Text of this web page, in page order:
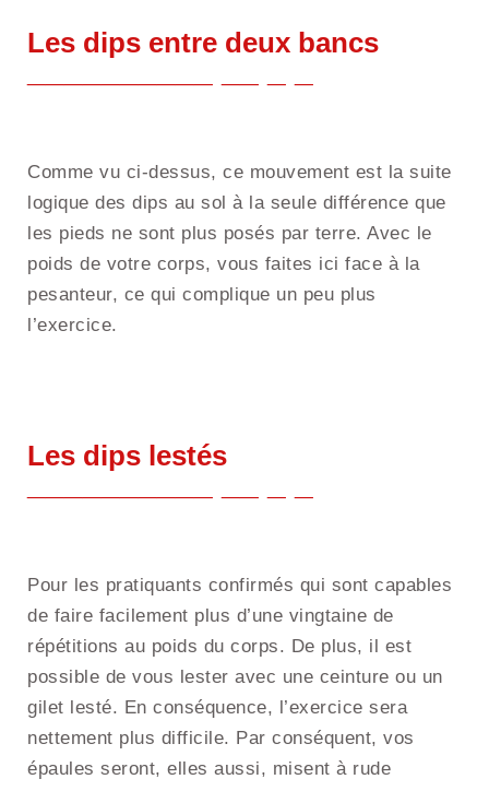
Les dips entre deux bancs
Comme vu ci-dessus, ce mouvement est la suite
logique des dips au sol à la seule différence que
les pieds ne sont plus posés par terre. Avec le
poids de votre corps, vous faites ici face à la
pesanteur, ce qui complique un peu plus
l’exercice.
Les dips lestés
Pour les pratiquants confirmés qui sont capables
de faire facilement plus d’une vingtaine de
répétitions au poids du corps. De plus, il est
possible de vous lester avec une ceinture ou un
gilet lesté. En conséquence, l’exercice sera
nettement plus difficile. Par conséquent, vos
épaules seront, elles aussi, misent à rude